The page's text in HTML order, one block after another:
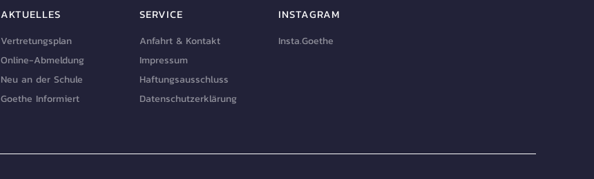
AKTUELLES
Vertretungsplan
Online-Abmeldung
Neu an der Schule
Goethe Informiert
SERVICE
Anfahrt & Kontakt
Impressum
Haftungsausschluss
Datenschutzerklärung
INSTAGRAM
Insta.Goethe